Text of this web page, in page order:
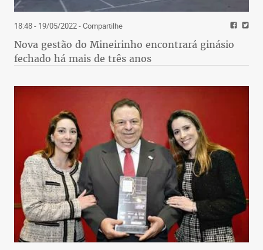
18:48 - 19/05/2022- Compartilhe
Nova gestão do Mineirinho encontrará ginásio
fechado há mais de três anos